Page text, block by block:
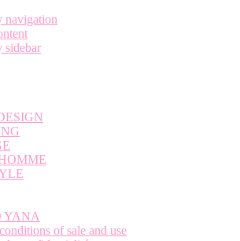
navigation
sidebar
YANA
of sale and use